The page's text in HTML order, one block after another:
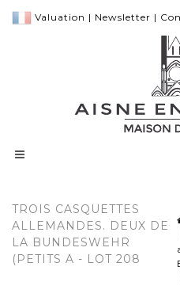
Valuation | Newsletter |
TROIS CASQUETTES
ALLEMANDES. DEUX DE
LA BUNDESWEHR
(PETITS A - LOT 208